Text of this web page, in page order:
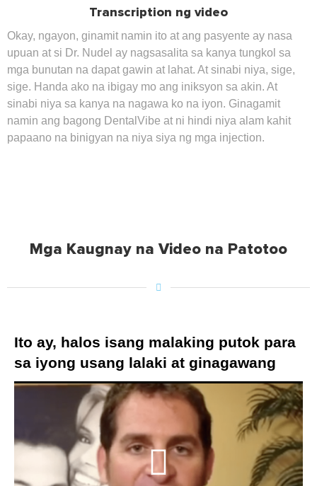
Transcription ng video
Okay, ngayon, ginamit namin ito at ang pasyente ay nasa
upuan at si Dr. Nudel ay nagsasalita sa kanya tungkol sa
mga bunutan na dapat gawin at lahat. At sinabi niya, sige,
sige. Handa ako na ibigay mo ang iniksyon sa akin. At
sinabi niya sa kanya na nagawa ko na iyon. Ginagamit
namin ang bagong DentalVibe at ni hindi niya alam kahit
papaano na binigyan na niya siya ng mga injection.
Mga Kaugnay na Video na Patotoo
Ito ay, halos isang malaking putok para
sa iyong usang lalaki at ginagawang
komportable ang iyong mga pasyente.
Lubos kong inirerekumenda ito! Kunin